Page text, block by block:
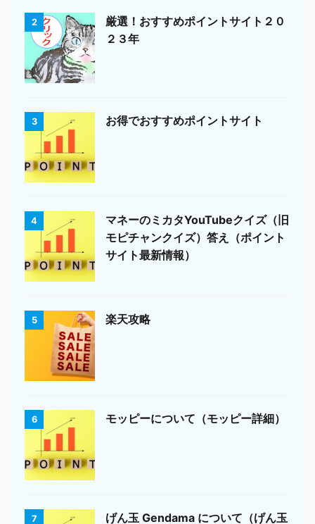
2
厳選！おすすめポイントサイト２０
２３年
3 お得でおすすめポイントサイト
4
マネーのミカタYouTubeクイズ（旧
モピチャンクイズ）答え（ポイント
サイト最新情報）
5 楽天攻略
6 モッピーについて（モッピー詳細）
7 げん玉 Gendama について（げん玉